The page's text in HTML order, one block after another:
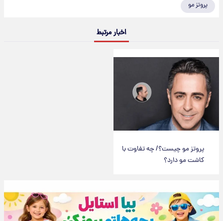
پروتز مو
اخبار مرتبط
پروتز مو چیست؟/ چه تفاوت با
کاشت مو دارد؟